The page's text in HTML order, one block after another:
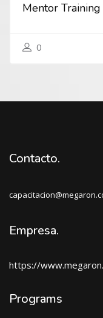
Mentor Training
0
Contacto.
Empresa.
https://
Programs